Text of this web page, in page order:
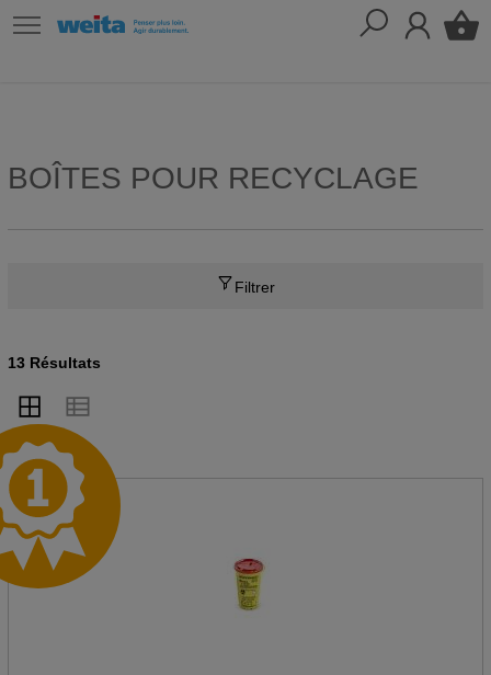
BOÎTES POUR RECYCLAGE
Filtrer
13 Résultats